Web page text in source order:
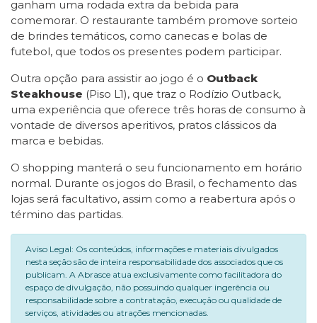
ganham uma rodada extra da bebida para
comemorar. O restaurante também promove sorteio
de brindes temáticos, como canecas e bolas de
futebol, que todos os presentes podem participar.
Outra opção para assistir ao jogo é o Outback
Steakhouse (Piso L1), que traz o Rodízio Outback,
uma experiência que oferece três horas de consumo à
vontade de diversos aperitivos, pratos clássicos da
marca e bebidas.
O shopping manterá o seu funcionamento em horário
normal. Durante os jogos do Brasil, o fechamento das
lojas será facultativo, assim como a reabertura após o
término das partidas.
Aviso Legal: Os conteúdos, informações e materiais divulgados
nesta seção são de inteira responsabilidade dos associados que os
publicam. A Abrasce atua exclusivamente como facilitadora do
espaço de divulgação, não possuindo qualquer ingerência ou
responsabilidade sobre a contratação, execução ou qualidade de
serviços, atividades ou atrações mencionadas.